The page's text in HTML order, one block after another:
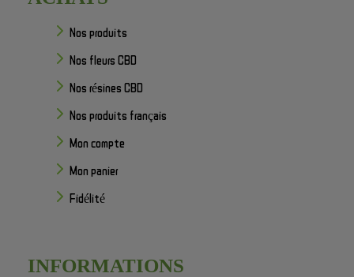
Nos produits
Nos fleurs CBD
Nos résines CBD
Nos produits français
Mon compte
Mon panier
Fidélité
INFORMATIONS